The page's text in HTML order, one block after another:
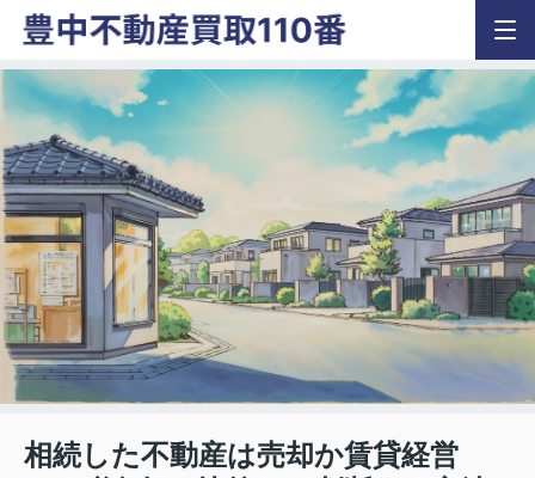
相続した不動産は売却か賃貸経営